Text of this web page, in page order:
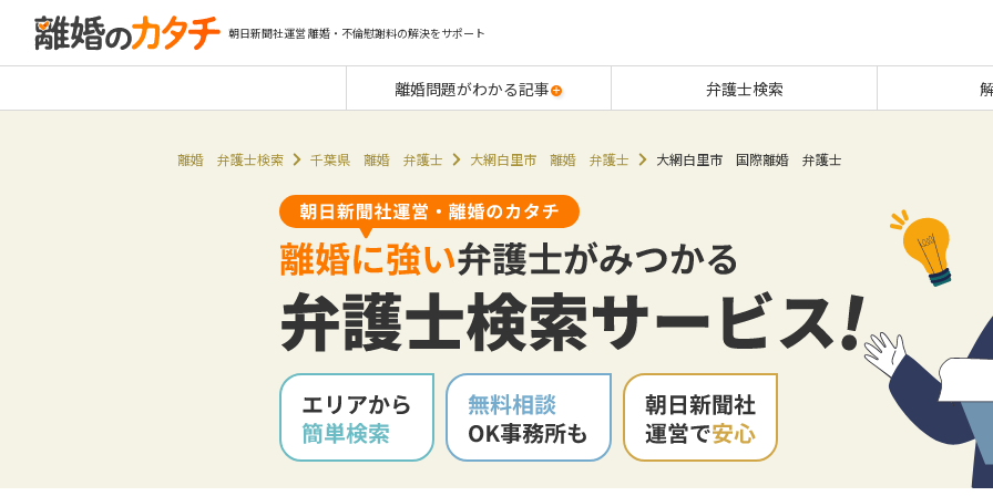
朝日新聞社運営 離婚・不倫慰謝料の解決をサポート
離婚問題がわかる記事 弁護士検索
離婚 弁護士検索 千葉県 離婚 弁護士 大網白里市 離婚 弁護士 大網白里市 国際離婚 弁護士